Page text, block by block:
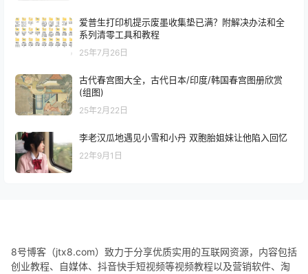
爱普生打印机提示废墨收集垫已满？附解决办法和全
系列清零工具和教程
25年7月26日
古代春宫图大全，古代日本/印度/韩国春宫图册欣赏
(组图)
25年2月22日
李老汉瓜地遇见小雪和小丹 双胞胎姐妹让他陷入回忆
22年9月1日
8号博客（jtx8.com）致力于分享优质实用的互联网资源，内容包括
创业教程、自媒体、抖音快手短视频等视频教程以及营销软件、淘